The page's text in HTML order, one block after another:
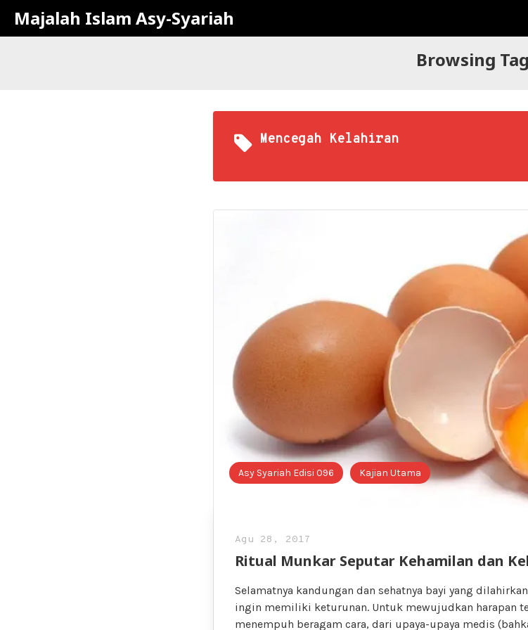
Majalah Islam Asy-Syariah
Browsing Tag
Mencegah Kelahiran
Asy Syariah Edisi 096 Kajian Utama
Agu 28, 2017
Ritual Munkar Seputar Kehamilan dan
Selamatnya kandungan dan sehatnya bayi yang
ingin memiliki keturunan. Untuk mewujudkan harapan
menempuh beragam cara, dari upaya-upaya medis